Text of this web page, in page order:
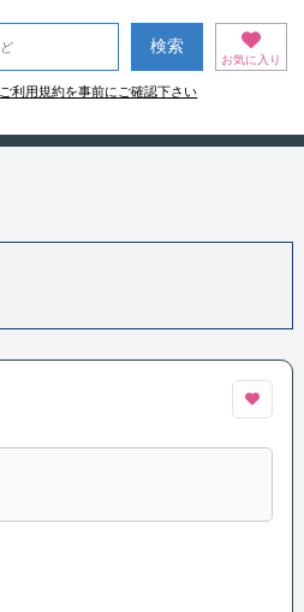
お気に入り
ご利用規約を事前にご確認下さい